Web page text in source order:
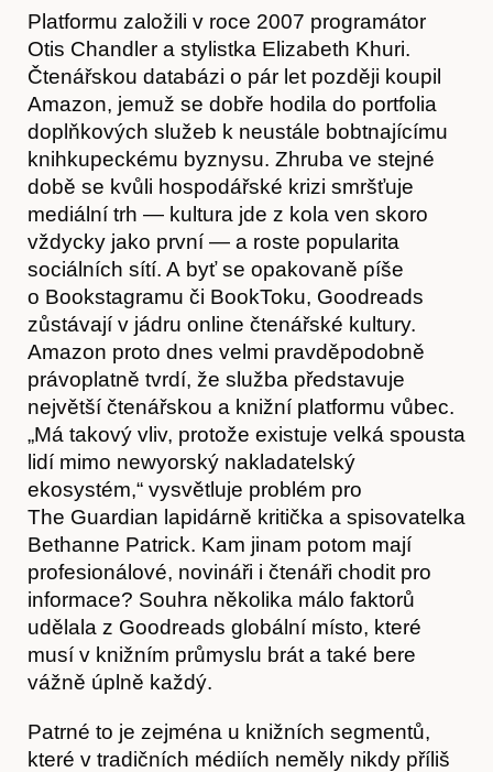
Články
Časopis
Platformu založili v roce 2007 programátor
Otis Chandler a stylistka Elizabeth Khuri.
Čtenářskou databázi o pár let později koupil
Amazon, jemuž se dobře hodila do portfolia
doplňkových služeb k neustále bobtnajícímu
knihkupeckému byznysu. Zhruba ve stejné
době se kvůli hospodářské krizi smršťuje
mediální trh — kultura jde z kola ven skoro
vždycky jako první — a roste popularita
sociálních sítí. A byť se opakovaně píše
o Bookstagramu či BookToku, Goodreads
zůstávají v jádru online čtenářské kultury.
Amazon proto dnes velmi pravděpodobně
právoplatně tvrdí, že služba představuje
největší čtenářskou a knižní platformu vůbec.
„Má takový vliv, protože existuje velká spousta
lidí mimo newyorský nakladatelský
ekosystém,“ vysvětluje problém pro
The Guardian lapidárně kritička a spisovatelka
Bethanne Patrick. Kam jinam potom mají
profesionálové, novináři i čtenáři chodit pro
informace? Souhra několika málo faktorů
udělala z Goodreads globální místo, které
musí v knižním průmyslu brát a také bere
vážně úplně každý.
Patrné to je zejména u knižních segmentů,
které v tradičních médiích neměly nikdy příliš